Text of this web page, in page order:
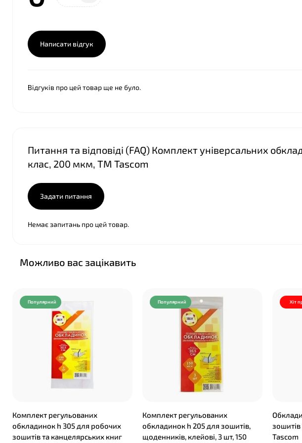
Написати відгук
Відгуків про цей товар ще не було.
Питання та відповіді (FAQ) Комплект універсальних
клас, 200 мкм, ТМ Tascom
Задати питання
Немає запитань про цей товар.
Можливо вас зацікавить
Популярний
Комплект регульованих
обкладинок h 305 для робочих
зошитів та канцелярських книг
Популярний
Комплект регульованих
обкладинок h 205 для зошитів,
щоденників, клейові, 3 шт, 150
Хіт
Tascom